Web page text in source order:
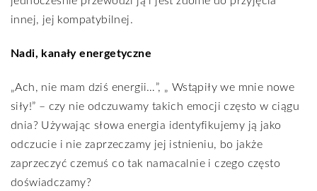
innej, jej kompatybilnej.
Nadi, kanały energetyczne
„Ach, nie mam dziś energii…”, „ Wstąpiły we mnie nowe
siły!” – czy nie odczuwamy takich emocji często w ciągu
dnia? Używając słowa energia identyfikujemy ją jako
odczucie i nie zaprzeczamy jej istnieniu, bo jakże
zaprzeczyć czemuś co tak namacalnie i czego często
doświadczamy?